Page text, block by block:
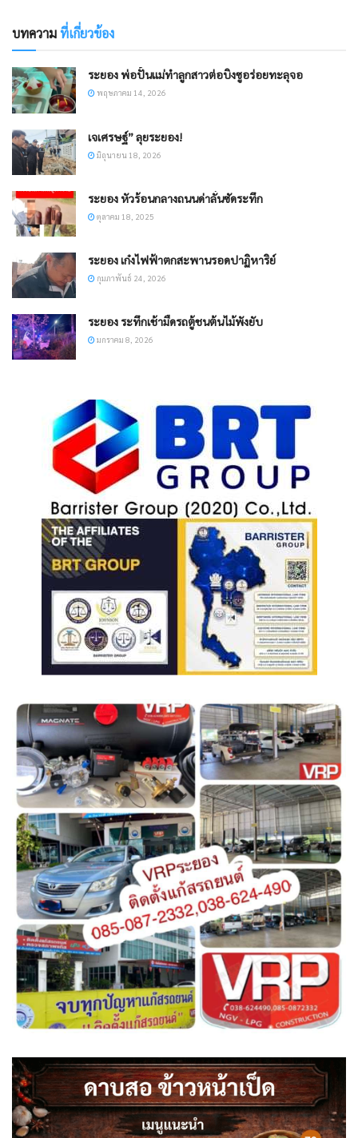
บทความที่เกี่ยวข้อง
ระยอง พ่อปั้นแม่ทำลูกสาวต่อบิงซูอร่อยทะลุจอ
พฤษภาคม 14, 2026
เจเศรษฐ์” ลุยระยอง!
มิถุนายน 18, 2026
ระยอง หัวร้อนกลางถนนด่าลั่นซัดระทึก
ตุลาคม 18, 2025
ระยอง เก๋งไฟฟ้าตกสะพานรอดปาฏิหาริย์
กุมภาพันธ์ 24, 2026
ระยอง ระทึกเช้ามืดรถตู้ชนต้นไม้พังยับ
มกราคม 8, 2026